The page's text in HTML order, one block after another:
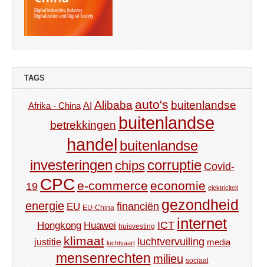
TAGS
Afrika - China AI Alibaba auto's buitenlandse
betrekkingen buitenlandse
handel buitenlandse
investeringen chips corruptie Covid-
19 CPC e-commerce economie elektriciteit
energie EU EU-China financiën gezondheid
Hongkong Huawei huisvesting ICT internet
justitie klimaat luchtvaart luchtvervuiling media
mensenrechten milieu sociaal